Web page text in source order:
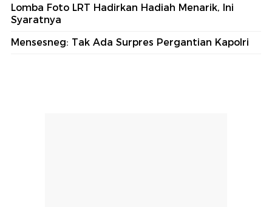
Lomba Foto LRT Hadirkan Hadiah Menarik, Ini
Syaratnya
Mensesneg: Tak Ada Surpres Pergantian Kapolri